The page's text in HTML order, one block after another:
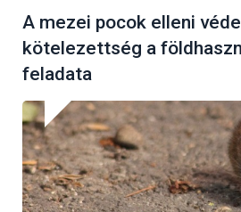
A mezei pocok elleni
kötelezettség a
feladata